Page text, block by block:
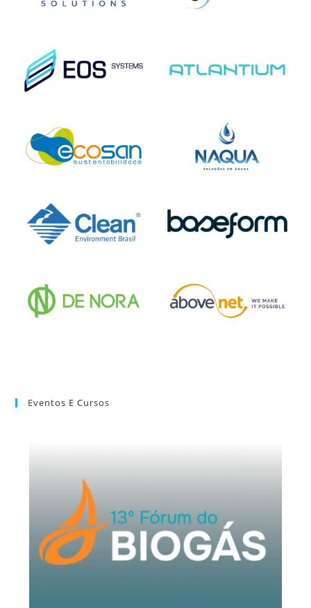
Eventos E Cursos